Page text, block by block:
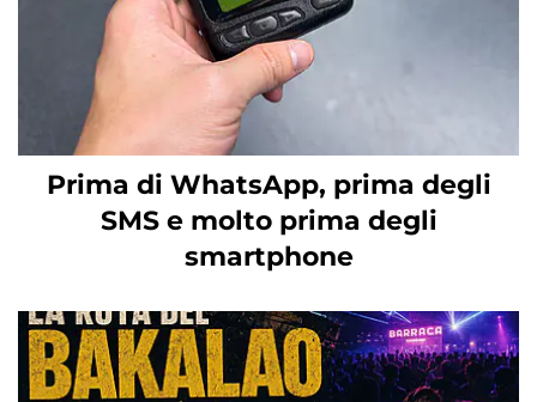
Prima di WhatsApp, prima degli
SMS e molto prima degli
smartphone